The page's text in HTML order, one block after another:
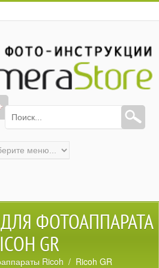
ФОТОАППАРАТА
GR
Ricoh / Ricoh GR